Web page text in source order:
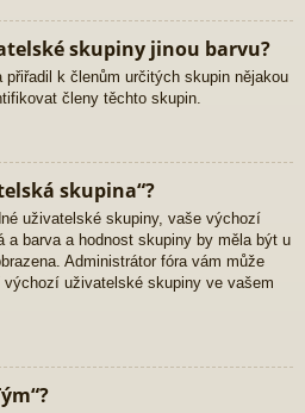
skupiny jinou barvu?
k členům určitých skupin nějakou
členy těchto skupin.
skupina“?
uživatelské skupiny, vaše výchozí
a barva a hodnost skupiny by měla být u
Administrátor fóra vám může
uživatelské skupiny ve vašem